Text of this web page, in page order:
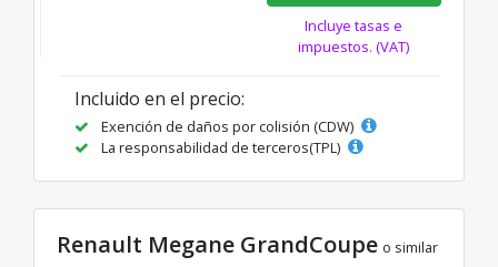
Incluye tasas e
impuestos. (VAT)
Incluido en el precio:
Exención de daños por colisión (CDW)
La responsabilidad de terceros(TPL)
Renault Megane GrandCoupe o similar